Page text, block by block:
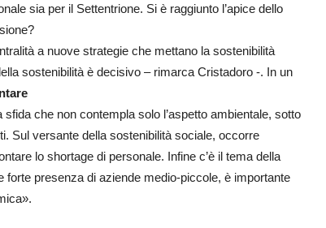
sia per il Settentrione. Si è raggiunto l’apice dello
a nuove strategie che mettano la sostenibilità
sostenibilità è decisivo – rimarca Cristadoro -. In un
sfida che non contempla solo l’aspetto ambientale, sotto
Sul versante della sostenibilità sociale, occorre
lo shortage di personale. Infine c’è il tema della
presenza di aziende medio-piccole, è importante